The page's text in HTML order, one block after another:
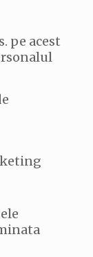
pe acest